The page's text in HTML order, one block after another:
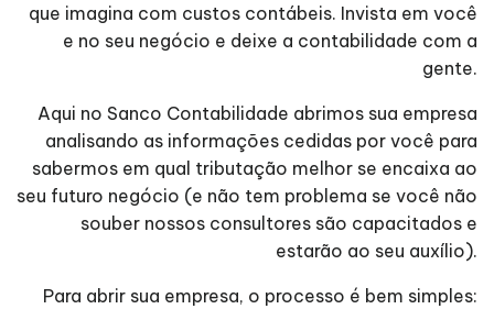
que imagina com custos contábeis. Invista em você
e no seu negócio e deixe a contabilidade com a
gente.
Aqui no Sanco Contabilidade abrimos sua empresa
analisando as informações cedidas por você para
sabermos em qual tributação melhor se encaixa ao
seu futuro negócio (e não tem problema se você não
souber nossos consultores são capacitados e
estarão ao seu auxílio).
Para abrir sua empresa, o processo é bem simples: